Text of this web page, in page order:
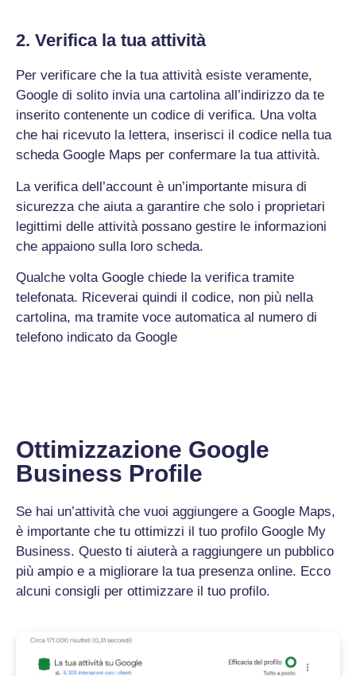
2. Verifica la tua attività
Per verificare che la tua attività esiste veramente,
Google di solito invia una cartolina all’indirizzo da te
inserito contenente un codice di verifica. Una volta
che hai ricevuto la lettera, inserisci il codice nella tua
scheda Google Maps per confermare la tua attività.
La verifica dell’account è un’importante misura di
sicurezza che aiuta a garantire che solo i proprietari
legittimi delle attività possano gestire le informazioni
che appaiono sulla loro scheda.
Qualche volta Google chiede la verifica tramite
telefonata. Riceverai quindi il codice, non più nella
cartolina, ma tramite voce automatica al numero di
telefono indicato da Google
Ottimizzazione Google
Business Profile
Se hai un’attività che vuoi aggiungere a Google Maps,
è importante che tu ottimizzi il tuo profilo Google My
Business. Questo ti aiuterà a raggiungere un pubblico
più ampio e a migliorare la tua presenza online. Ecco
alcuni consigli per ottimizzare il tuo profilo.